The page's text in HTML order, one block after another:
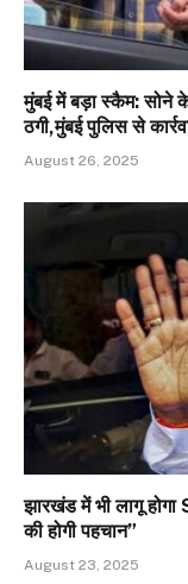
मुंबई में बड़ा स्कैम: सोने
ठगी,मुंबई पुलिस से
August 26, 2025
झारखंड में भी लागू होगा
की होगी पहचान”
August 23, 2025